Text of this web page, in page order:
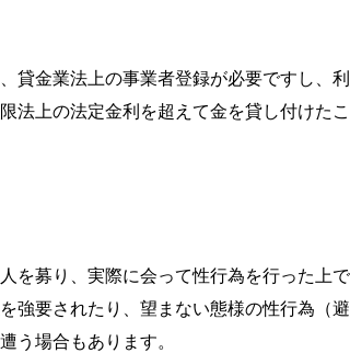
貸金業法上の事業者登録が必要ですし、
法上の法定金利を超えて金を貸し付けた
を募り、実際に会って性行為を行った上
強要されたり、望まない態様の性行為（
う場合もあります。